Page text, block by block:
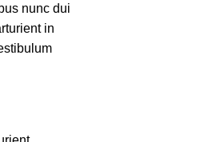
nunc dui
in